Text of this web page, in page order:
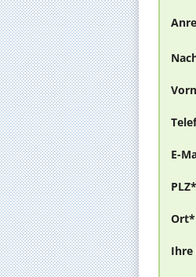
E-
PLZ*
Ort*